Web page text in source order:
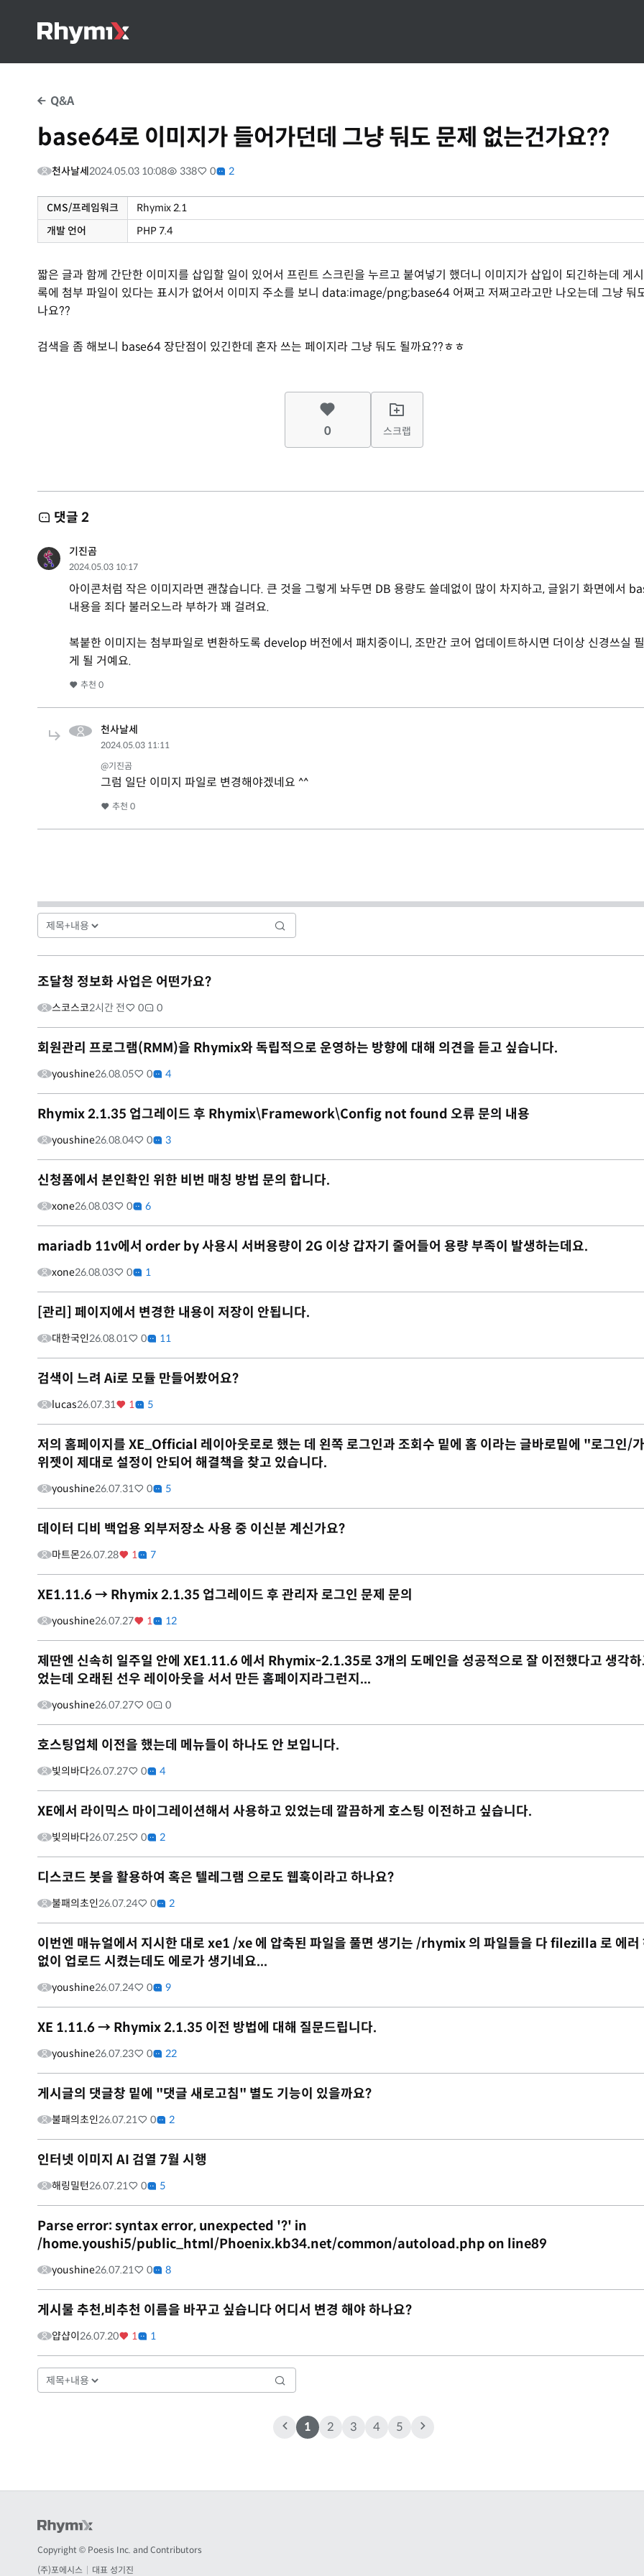
Q&A
base64로 이미지가 들어가던데 그냥 둬도 문제 없는건가요??
천사날세2024.05.03 10:08 338 0 2
CMS/프레임워크
Rhymix 2.1
개발 언어
PHP 7.4
짧은 글과 함께 간단한 이미지를 삽입할 일이 있어서 프린트 스크린을 누르고 붙여넣기 했더니 이미지가 삽입이 되긴하는데 게
록에 첨부 파일이 있다는 표시가 없어서 이미지 주소를 보니 data:image/png;base64 어쩌고 저쩌고라고만 나오는데 그냥 둬
나요??
검색을 좀 해보니 base64 장단점이 있긴한데 혼자 쓰는 페이지라 그냥 둬도 될까요??ㅎㅎ
0 스크랩
댓글 2
기진곰
2024.05.03 10:17
아이콘처럼 작은 이미지라면 괜찮습니다. 큰 것을 그렇게 놔두면 DB 용량도 쓸데없이 많이 차지하고, 글읽기 화면에서
내용을 죄다 불러오느라 부하가 꽤 걸려요.
복붙한 이미지는 첨부파일로 변환하도록 develop 버전에서 패치중이니, 조만간 코어 업데이트하시면 더이상 신경쓰실
게 될 거예요.
추천 0
천사날세
2024.05.03 11:11
@기진곰
그럼 일단 이미지 파일로 변경해야겠네요 ^^
추천 0
조달청 정보화 사업은 어떤가요?
스코스코2시간 전 0 0
회원관리 프로그램(RMM)을 Rhymix와 독립적으로 운영하는 방향에 대해 의견을 듣고 싶습니다.
youshine26.08.05 0 4
Rhymix 2.1.35 업그레이드 후 Rhymix\Framework\Config not found 오류 문의 내용
youshine26.08.04 0 3
신청폼에서 본인확인 위한 비번 매칭 방법 문의 합니다.
xone26.08.03 0 6
mariadb 11v에서 order by 사용시 서버용량이 2G 이상 갑자기 줄어들어 용량 부족이 발생하는데요.
xone26.08.03 0 1
[관리] 페이지에서 변경한 내용이 저장이 안됩니다.
대한국인26.08.01 0 11
검색이 느려 Ai로 모듈 만들어봤어요?
lucas26.07.31 1 5
저의 홈페이지를 XE_Official 레이아웃로로 했는 데 왼쪽 로그인과 조회수 밑에 홈 이라는 글바로밑에 "로그인/
위젯이 제대로 설정이 안되어 해결책을 찾고 있습니다.
youshine26.07.31 0 5
데이터 디비 백업용 외부저장소 사용 중 이신분 계신가요?
마트몬26.07.28 1 7
XE1.11.6 → Rhymix 2.1.35 업그레이드 후 관리자 로그인 문제 문의
youshine26.07.27 1 12
제딴엔 신속히 일주일 안에 XE1.11.6 에서 Rhymix-2.1.35로 3개의 도메인을 성공적으로 잘 이전했다고 생각하
었는데 오래된 선우 레이아웃을 서서 만든 홈페이지라그런지...
youshine26.07.27 0 0
호스팅업체 이전을 했는데 메뉴들이 하나도 안 보입니다.
빛의바다26.07.27 0 4
XE에서 라이믹스 마이그레이션해서 사용하고 있었는데 깔끔하게 호스팅 이전하고 싶습니다.
빛의바다26.07.25 0 2
디스코드 봇을 활용하여 혹은 텔레그램 으로도 웹훅이라고 하나요?
불패의초인26.07.24 0 2
이번엔 매뉴얼에서 지시한 대로 xe1 /xe 에 압축된 파일을 풀면 생기는 /rhymix 의 파일들을 다 filezilla 로 에러
없이 업로드 시켰는데도 에로가 생기네요...
youshine26.07.24 0 9
XE 1.11.6 → Rhymix 2.1.35 이전 방법에 대해 질문드립니다.
youshine26.07.23 0 22
게시글의 댓글창 밑에 "댓글 새로고침" 별도 기능이 있을까요?
불패의초인26.07.21 0 2
인터넷 이미지 AI 검열 7월 시행
해링밀턴26.07.21 0 5
Parse error: syntax error, unexpected '?' in
/home.youshi5/public_html/Phoenix.kb34.net/common/autoload.php on line89
youshine26.07.21 0 8
게시물 추천,비추천 이름을 바꾸고 싶습니다 어디서 변경 해야 하나요?
얍샵이26.07.20 1 1
1 2 3 4 5
Copyright © Poesis Inc. and Contributors
(주)포에시스
대표 성기진